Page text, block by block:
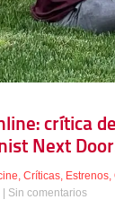
crítica
Next
, Críticas, Estrenos,
Sin comentarios